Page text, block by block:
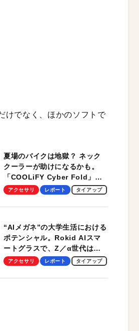
けでなく、ほかのソフトで
夏場のバイクは地獄？ ネック
クーラーが助けになるかも。
「COOLiFY Cyber Fold」レ
ビュー。冷却の速さ、密着する
性がグッド！
アクセサリ レポート タイアップ
“AIメガネ”の大学生活における
ポテンシャル。Rokid AIスマ
ートグラスで、Z／α世代は何
を見る？ 現役学生起業家、そ
【PR】
アクセサリ レポート タイアップ